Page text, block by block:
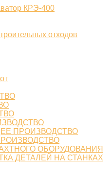
КРЭ-400
отходов
ПРОИЗВОДСТВО
ОБОРУДОВАНИЯ
ДЕТАЛЕЙ НА СТАНКАХ